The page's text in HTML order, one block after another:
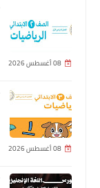
08 أغسطس 2026
08 أغسطس 2026